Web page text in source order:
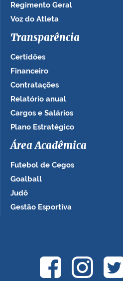
Regimento Geral
Voz do Atleta
Transparência
Certidões
Financeiro
Contratações
Relatório anual
Cargos e Salários
Plano Estratégico
Área Acadêmica
Futebol de Cegos
Goalball
Judô
Gestão Esportiva